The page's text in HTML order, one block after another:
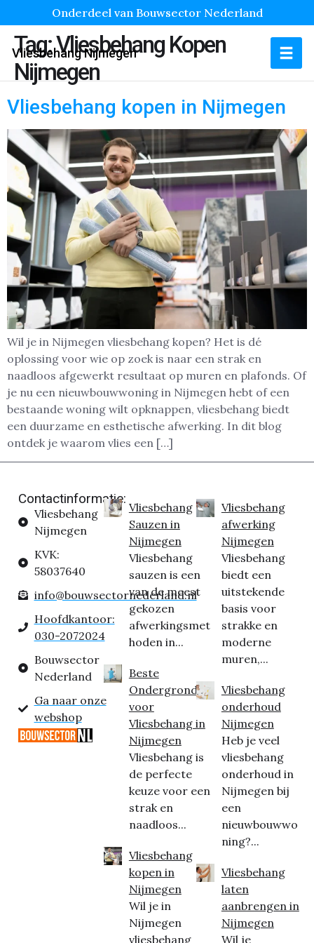
Onderdeel van Bouwsector Nederland
Vliesbehang Nijmegen
Tag:Vliesbehang Kopen
Nijmegen
Vliesbehang kopen in Nijmegen
Wil je in Nijmegen vliesbehang kopen? Het is dé
oplossing voor wie op zoek is naar een strak en
naadloos afgewerkt resultaat op muren en plafonds. Of
je nu een nieuwbouwwoning in Nijmegen hebt of een
bestaande woning wilt opknappen, vliesbehang biedt
een duurzame en esthetische afwerking. In dit blog
ontdek je waarom vlies een […]
Contactinformatie:
Vliesbehang
Nijmegen
KVK:
58037640
info@bouwsectornederland.nl
Hoofdkantoor:
030-2072024
Bouwsector
Nederland
Ga naar onze
webshop
Vliesbehang
Sauzen in
Nijmegen
Vliesbehang
sauzen is een
van de meest
gekozen
afwerkingsmet
hoden in...
Beste
Ondergrond
voor
Vliesbehang in
Nijmegen
Vliesbehang is
de perfecte
keuze voor een
strak en
naadloos...
Vliesbehang
kopen in
Nijmegen
Wil je in
Nijmegen
vliesbehang
Vliesbehang
afwerking
Nijmegen
Vliesbehang
biedt een
uitstekende
basis voor
strakke en
moderne
muren,...
Vliesbehang
onderhoud
Nijmegen
Heb je veel
vliesbehang
onderhoud in
Nijmegen bij
een
nieuwbouwwo
ning?...
Vliesbehang
laten
aanbrengen in
Nijmegen
Wil je